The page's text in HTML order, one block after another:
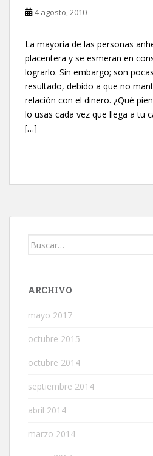
4 agosto, 2010
La mayoría de las personas
placentera y se esmeran en
lograrlo. Sin embargo; son
resultado, debido a que no
relación con el dinero. ¿Qué
lo usas cada vez que llega a tu
[…]
Buscar:
ARCHIVO
mayo 2017
octubre 2015
octubre 2014
septiembre 2014
abril 2014
marzo 2014